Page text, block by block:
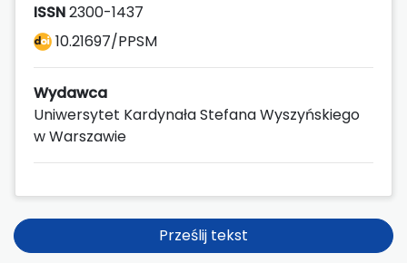
ISSN2300-1437
10.21697/PPSM
Wydawca
Uniwersytet Kardynała Stefana Wyszyńskiego
w Warszawie
Prześlij tekst